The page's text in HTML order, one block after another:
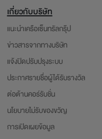
เกี่ยวกับบริษัท
แนะนำเครือเซ็นทรัลกรุ๊ป
ข่าวสารจากทางบริษัท
แจ้งปิดปรับปรุงระบบ
ประกาศรายชื่อผู้ได้รับรางวัล
ต่อต้านคอร์รับชั่น
นโยบายไม่รับของขวัญ
การเปิดเผยข้อมูล